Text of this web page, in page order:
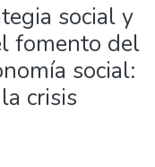
social y
fomento del
social:
crisis